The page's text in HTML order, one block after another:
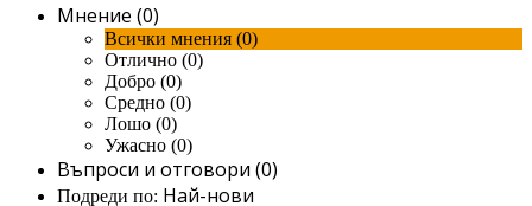
Мнение (0)
Всички мнения (0)
Отлично (0)
Добро (0)
Средно (0)
Лошо (0)
Ужасно (0)
Въпроси и отговори (0)
Подреди по: Най-нови